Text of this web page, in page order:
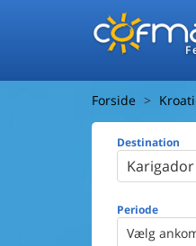
Forside
Destination
Periode
Vælg